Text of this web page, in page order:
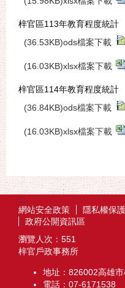
梓官區113年教育程度統計
(36.53KB)ods檔案下載
(16.03KB)xlsx檔案下載
梓官區114年教育程度統計
(36.84KB)ods檔案下載
(16.03KB)xlsx檔案下載
:::
網站安全政策
隱私權保
政府公開資訊區
瀏覽人次： 551
梓官戶政事務所
地址：826002高雄
電話：07-6171538